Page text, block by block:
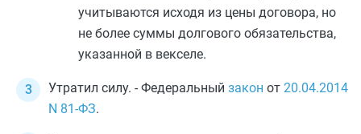
учитываются исходя из цены договора, но
не более суммы долгового обязательства,
указанной в векселе.
Утратил силу. - Федеральный закон от 20.04.2014
N 81-ФЗ.